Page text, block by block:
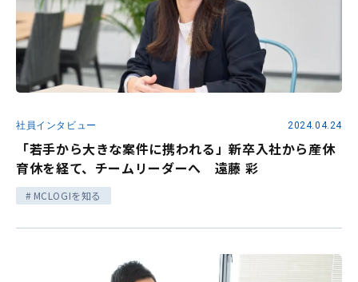
社員インタビュー 2024.04.24
「若手から大きな案件に携われる」新卒入社から産休
育休を経て、チームリーダーへ 遠藤 彩
MCLOGIを知る